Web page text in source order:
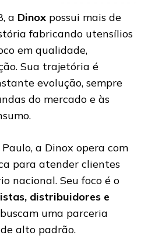
a Dinox possui mais de
fabricando utensílios
em qualidade,
Sua trajetória é
evolução, sempre
do mercado e às
Paulo, a Dinox opera com
para atender clientes
nacional. Seu foco é o
distribuidores e
uma parceria
alto padrão.